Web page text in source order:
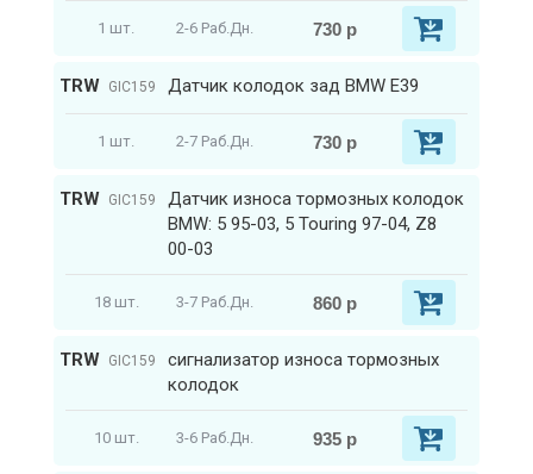
1 шт. 2-6 Раб.Дн. 730 р
TRW GIC159 Датчик колодок зад BMW E39
1 шт. 2-7 Раб.Дн. 730 р
TRW GIC159
Датчик износа тормозных колодок
BMW: 5 95-03, 5 Touring 97-04, Z8
00-03
18 шт. 3-7 Раб.Дн. 860 р
TRW GIC159
сигнализатор износа тормозных
колодок
10 шт. 3-6 Раб.Дн. 935 р